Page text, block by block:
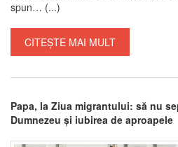
spun… (...)
CITEȘTE MAI MULT
Papa, la Ziua migrantului: să nu
Dumnezeu și iubirea de aproapele